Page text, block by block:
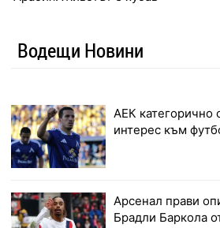
Водещи Новини
АЕК категорично
интерес към
Арсенал прави
Брадли Баркола